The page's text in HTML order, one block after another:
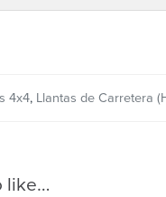
4x4, Llantas de Carretera
like…